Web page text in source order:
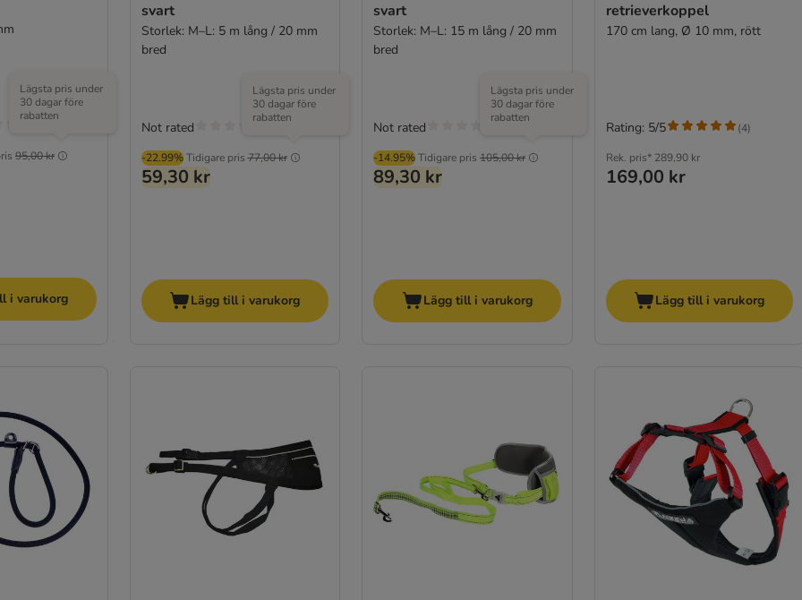
95,00 kr
Lägsta pris under
30 dagar före
rabatten
i varukorg
svart
Storlek: M–L: 5 m lång / 20 mm
bred
-22.99% Tidigare pris 77,00 kr
Lägsta pris under
30 dagar före
rabatten
59,30 kr
Not rated
Lägg till i varukorg
svart
Storlek: M–L: 15 m lång / 20 mm
bred
-14.95%Tidigare pris 105,00 kr
Lägsta pris under
30 dagar före
rabatten
89,30 kr
Not rated
Lägg till i varukorg
retrieverkoppel
170 cm lang, Ø 10 mm, rött
Rek. pris* 289,90 kr
169,00 kr
Rating: 5/5 (4)
Lägg till i varukorg